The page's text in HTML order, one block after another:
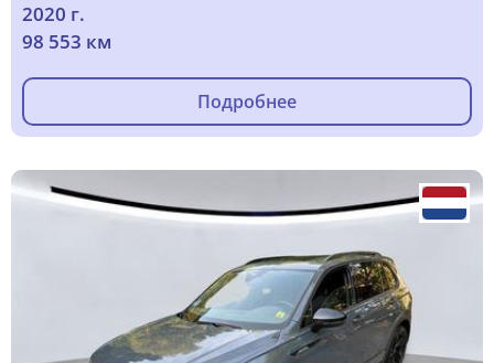
2020 г.
98 553 км
Подробнее